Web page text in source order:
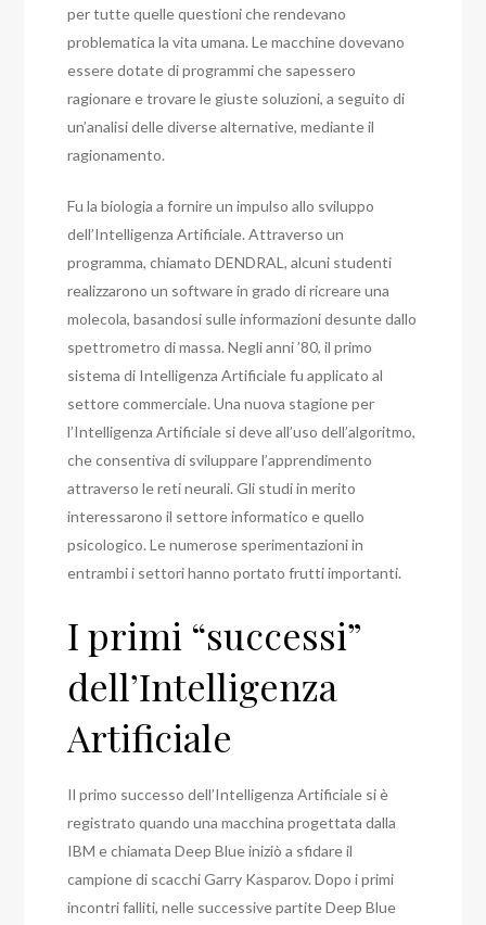
per tutte quelle questioni che rendevano
problematica la vita umana. Le macchine dovevano
essere dotate di programmi che sapessero
ragionare e trovare le giuste soluzioni, a seguito di
un’analisi delle diverse alternative, mediante il
ragionamento.
Fu la biologia a fornire un impulso allo sviluppo
dell’Intelligenza Artificiale. Attraverso un
programma, chiamato DENDRAL, alcuni studenti
realizzarono un software in grado di ricreare una
molecola, basandosi sulle informazioni desunte dallo
spettrometro di massa. Negli anni ’80, il primo
sistema di Intelligenza Artificiale fu applicato al
settore commerciale. Una nuova stagione per
l’Intelligenza Artificiale si deve all’uso dell’algoritmo,
che consentiva di sviluppare l’apprendimento
attraverso le reti neurali. Gli studi in merito
interessarono il settore informatico e quello
psicologico. Le numerose sperimentazioni in
entrambi i settori hanno portato frutti importanti.
I primi “successi”
dell’Intelligenza
Artificiale
Il primo successo dell’Intelligenza Artificiale si è
registrato quando una macchina progettata dalla
IBM e chiamata Deep Blue iniziò a sfidare il
campione di scacchi Garry Kasparov. Dopo i primi
incontri falliti, nelle successive partite Deep Blue